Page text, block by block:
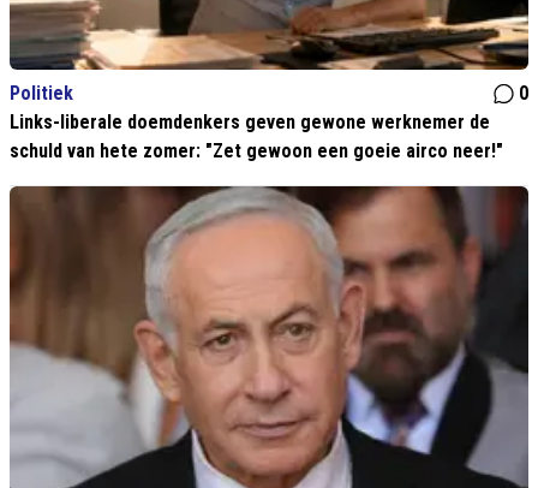
Politiek
0
Links-liberale doemdenkers geven gewone werknemer de
schuld van hete zomer: "Zet gewoon een goeie airco neer!"